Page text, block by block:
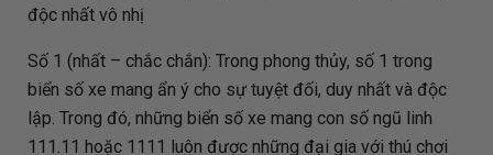
độc nhất vô nhị
Số 1 (nhất – chắc chắn): Trong phong thủy, số 1 trong
biển số xe mang ẩn ý cho sự tuyệt đối, duy nhất và độc
lập. Trong đó, những biển số xe mang con số ngũ linh
111.11 hoặc 1111 luôn được những đại gia với thú chơi